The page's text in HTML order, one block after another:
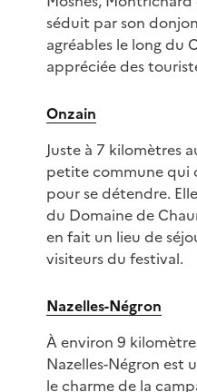
séduit par son
agréables le long du
appréciée des
Onzain
Juste à 7 kilomètres
petite commune qui
pour se détendre.
du Domaine de
en fait un lieu de
visiteurs du festival.
Nazelles-Négron
À environ 9
Nazelles-Négron est
le charme de la